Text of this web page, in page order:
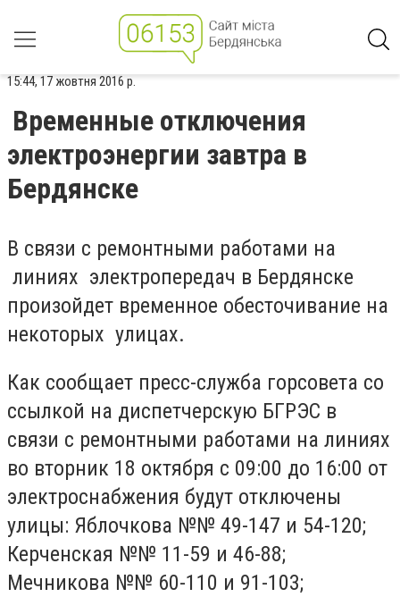
15:44, 17 жовтня 2016 р.
Временные отключения
электроэнергии завтра в
Бердянске
В связи с ремонтными работами на
линиях электропередач в Бердянске
произойдет временное обесточивание на
некоторых улицах.
Как сообщает пресс-служба горсовета со
ссылкой на диспетчерскую БГРЭС в
связи с ремонтными работами на линиях
во вторник 18 октября с 09:00 до 16:00 от
электроснабжения будут отключены
улицы: Яблочкова №№ 49-147 и 54-120;
Керченская №№ 11-59 и 46-88;
Мечникова №№ 60-110 и 91-103;